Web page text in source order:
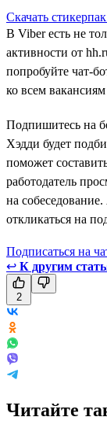
Скачать
В Viber есть не
активности от
попробуйте чат-
ко всем
Подпишитесь на
Хэдди будет
поможет
работодатель
на
откликаться на
Подписаться на
↩ К другим
2
Читайте